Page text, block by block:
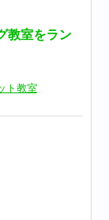
教室をラン
ト教室